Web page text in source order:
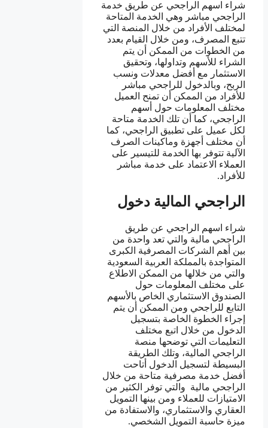
شراء اسهم الراجحي عن طريق خدمة
الراجحي مباشر وهي الخدمة المتاحة
لمختلف الأفراد من خلال المنصة التي
تتبع المصرف، ومن خلال القيام بعدد
من الخطوات من الممكن أن يتم
الشراء للأسهم وتداولها، وتحقيق
الاستثمار مع أفضل معدلات ونسب
الربح، وبالدخول للراجحي مباشر
للأفراد من الممكن أن تمنح العميل
مختلف المعلومات حول أسهم
الراجحي، كما أن تلك الخدمة متاحة
لكل عميل على تطبيق الراجحي، كما
أن مختلف أجهزة وماكينات الصرف
الآلية تتوفر بها الخدمة للتيسير على
العملاء الاعتماد على خدمة مباشر
للأفراد.
الراجحي المالية دخول
شراء اسهم الراجحي عن طريق
الراجحي مالية والتي تعد واحدة من
بين أهم الشركات المصرفية الكبرى
المتواجدة بالمملكة العربية السعودية
والتي من خلالها من الممكن الاطلاع
على مختلف المعلومات حول
الصندوق الاستثماري الخاص بالأسهم
التابع للراجحي ومن الممكن أن يتم
إجراء الخطوة الخاصة بتسجيل
الدخول من خلال اتبع مختلف
التعليمات التي توضحها منصة
الراجحي المالية، وتلك الطريقة
البسيطة لتسجيل الدخول أتاحت
أفضل خدمة مصرفية متاحة من خلال
الراجحي مالية والتي توفر الكثير من
الامتيازات للعملاء ومن بينها التمويل
العقاري والاستثماري، والاستفادة من
ميزة حاسبة التمويل الشخصي.